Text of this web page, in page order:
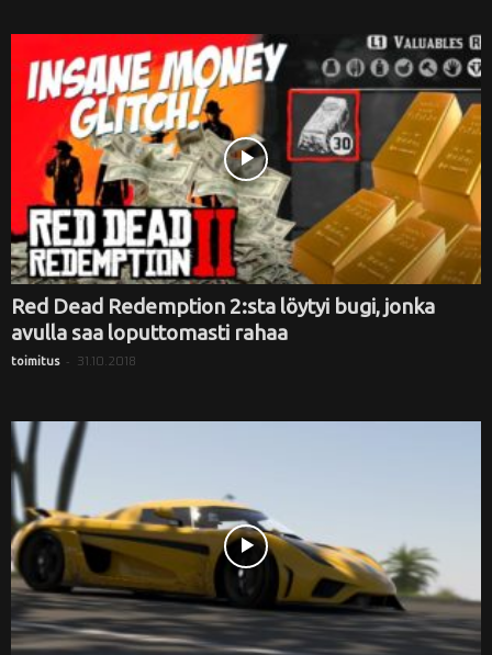
Red Dead Redemption 2:sta löytyi bugi, jonka
avulla saa loputtomasti rahaa
toimitus - 31.10.2018